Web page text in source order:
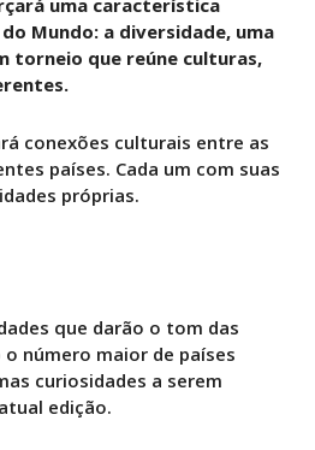
Mundo: a diversidade, uma
torneio que reúne culturas,
conexões culturais entre as
países. Cada um com suas
próprias.
que darão o tom das
número maior de países
curiosidades a serem
edição.